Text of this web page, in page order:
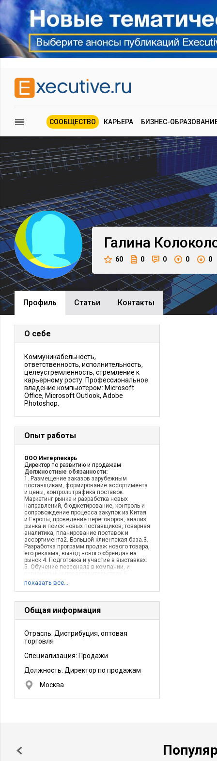
СООБЩЕСТВО КАРЬЕРА БИЗНЕС-
Галина
60 0 0 0 0
Профиль Cтатьи Контакты
О себе
Коммуникабельность,
ответственность, исполнительность,
целеустремленность, стремление к
карьерному росту. Профессиональное
владение компьютером: Microsoft
Office, Microsoft Outlook, Adobe
Photoshop.
Опыт работы
ООО Интерпекарь
Директор по развитию и продажам
Должностные обязанности:
1. Размещение заказов зарубежным
поставщикам, формирование ассортимента
и цены, контроль графика поставок.
Маркетинг рынка и разработка новых
направлений, бюджетирование, контроль и
сопровождение процесса закупок из Китая
и Европы, проведение переговоров, анализ
рынка и поиск новых поставщиков, товарная
аналитика, планирование поставок и
ассортимента2. Большой клиентская база.3.
Разработка программ продаж нового товара,
его реклама, вывод нового «бренда» на
рынок.4. Подготовка и участие в выставках.
5. Обучение персонала в компании, и
Подготовка и разработка рекламных
Описание деятельности компании: Оптовая
и розничная торговля потребительской
продукцией: ингредиенты, сырье, HoReCa,
профессиональный инструментарий для
показать все…
Общая информация
Отрасль: Дистрибуция, оптовая
торговля
Специализация: Продажи
Должность: Директор по продажам
Москва